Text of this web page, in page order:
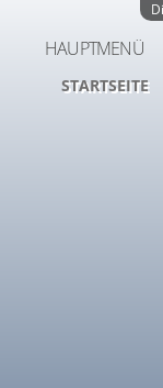
HAUPTMENÜ
STARTSEITE